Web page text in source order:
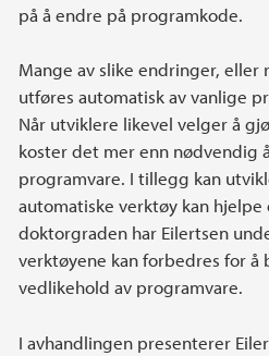
på å endre på programkode.
Mange av slike endringer, eller
utføres automatisk av vanlige
Når utviklere likevel velger å
koster det mer enn nødvendig
programvare. I tillegg kan
automatiske verktøy kan hjelpe
doktorgraden har Eilertsen
verktøyene kan forbedres for
vedlikehold av programvare.
I avhandlingen presenterer